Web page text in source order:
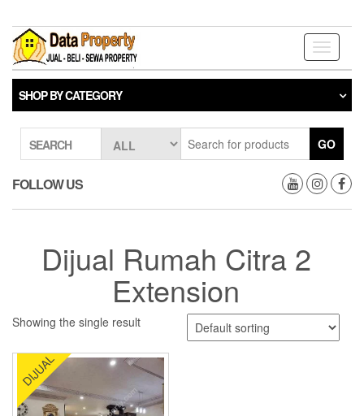
the
content
Toggle
SHOP BY CATEGORY
SEARCH GO
FOLLOW US
Dijual Rumah Citra 2
Extension
Showing the single result
DIJUAL